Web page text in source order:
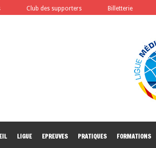
Club des supporters Billetterie
LIGUE EPREUVES PRATIQUES FORMATIONS